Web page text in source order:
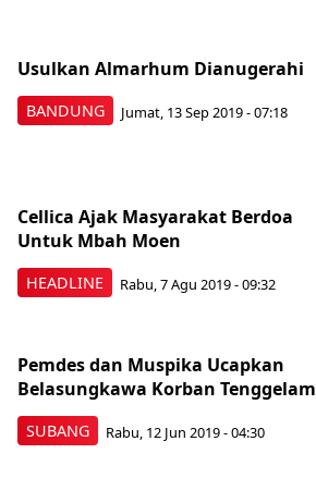
BANDUNG
Usulkan Almarhum Dianugerahi
Jumat, 13 Sep 2019 - 07:18
HEADLINE
Cellica Ajak Masyarakat Berdoa
Untuk Mbah Moen
Rabu, 7 Agu 2019 - 09:32
SUBANG
Pemdes dan Muspika Ucapkan
Belasungkawa Korban Tenggelam
Rabu, 12 Jun 2019 - 04:30